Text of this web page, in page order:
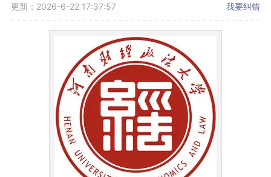
更新：2026-6-22 17:37:57 我要纠错